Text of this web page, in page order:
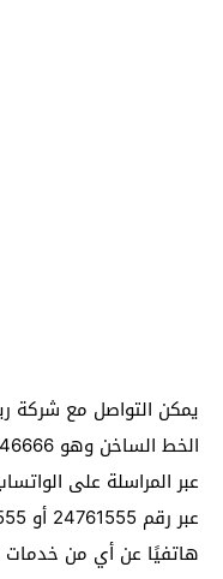
يمكن التواصل مع شركة
عبر المراسلة على
هاتفيًا عن أي من